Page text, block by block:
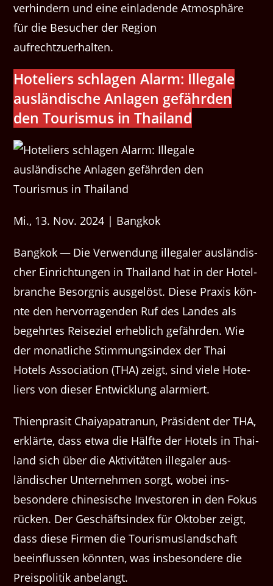
verhindern und eine einladende Atmosphäre
für die Besucher der Region
aufrechtzuerhalten.
Hote­liers schla­gen Alarm: Ille­gale
aus­ländis­che Anla­gen gefährden
den Touris­mus in Thailand
Mi., 13. Nov. 2024 | Bangkok
Bangkok — Die Ver­wen­dung ille­galer aus­ländis­
ch­er Ein­rich­tun­gen in Thai­land hat in der Hotel­
branche Besorg­nis aus­gelöst. Diese Prax­is kön­
nte den her­vor­ra­gen­den Ruf des Lan­des als
begehrtes Reiseziel erhe­blich gefährden. Wie
der monatliche Stim­mungsin­dex der Thai
Hotels Asso­ci­a­tion (THA) zeigt, sind viele Hote­
liers von dieser Entwick­lung alarmiert.
Thien­pr­a­sit Chaiya­p­a­tra­nun, Präsi­dent der THA,
erk­lärte, dass etwa die Hälfte der Hotels in Thai­
land sich über die Aktiv­itäten ille­galer aus­
ländis­ch­er Unternehmen sorgt, wobei ins­
beson­dere chi­ne­sis­che Inve­storen in den Fokus
rück­en. Der Geschäftsin­dex für Okto­ber zeigt,
dass diese Fir­men die Touris­mus­land­schaft
bee­in­flussen kön­nten, was ins­beson­dere die
Preis­poli­tik anbelangt.